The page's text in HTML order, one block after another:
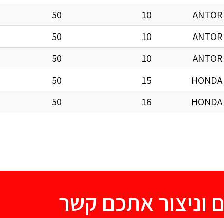
ANTOR
10
50
ANTOR
10
50
ANTOR
10
50
HONDA
15
50
HONDA
16
50
וניצור אתכם קשר